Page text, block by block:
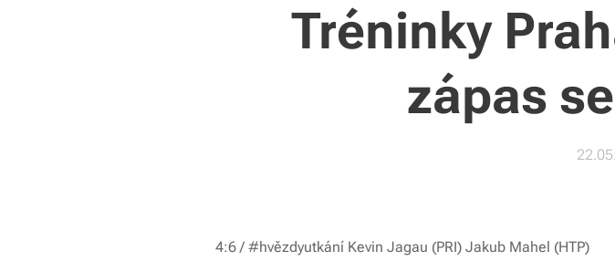
Tréninky
zápas
4:6 / #hvězdyutkání Kevin Jagau (PRI) Jakub Mahel (HTP)